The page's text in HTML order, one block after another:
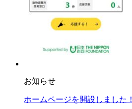
お知らせ
ホームページを開設しました！